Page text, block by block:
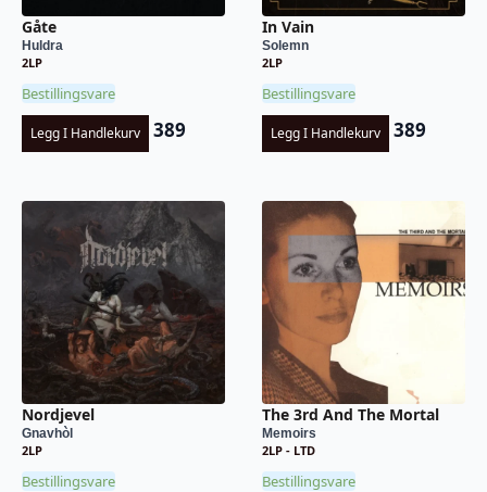
Gåte
Huldra
2LP
Bestillingsvare
Legg I Handlekurv 389
In Vain
Solemn
2LP
Bestillingsvare
Legg I Handlekurv 389
Nordjevel
Gnavhòl
2LP
Bestillingsvare
The 3rd And The Mortal
Memoirs
2LP - LTD
Bestillingsvare